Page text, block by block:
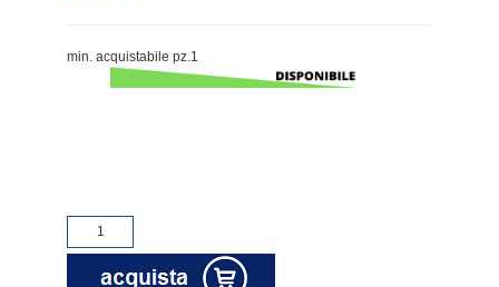
min. acquistabile pz.1